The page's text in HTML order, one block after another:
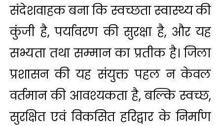
संदेशवाहक बना कि स्वच्छता स्वास्थ्य की
कुंजी है, पर्यावरण की सुरक्षा है, और यह
सभ्यता तथा सम्मान का प्रतीक है। जिला
प्रशासन की यह संयुक्त पहल न केवल
वर्तमान की आवश्यकता है, बल्कि स्वच्छ,
सुरक्षित एवं विकसित हरिद्वार के निर्माण